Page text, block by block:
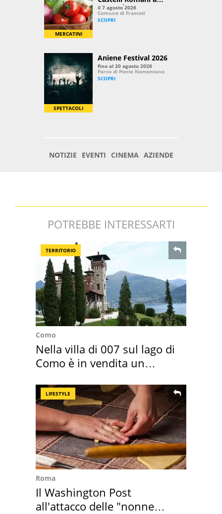
POTREBBE INTERESSARTI
TERRITORIO
Como
Nella villa di 007 sul lago di
Como è in vendita un
LIFESTYLE
Roma
Il Washington Post
all'attacco delle "nonne